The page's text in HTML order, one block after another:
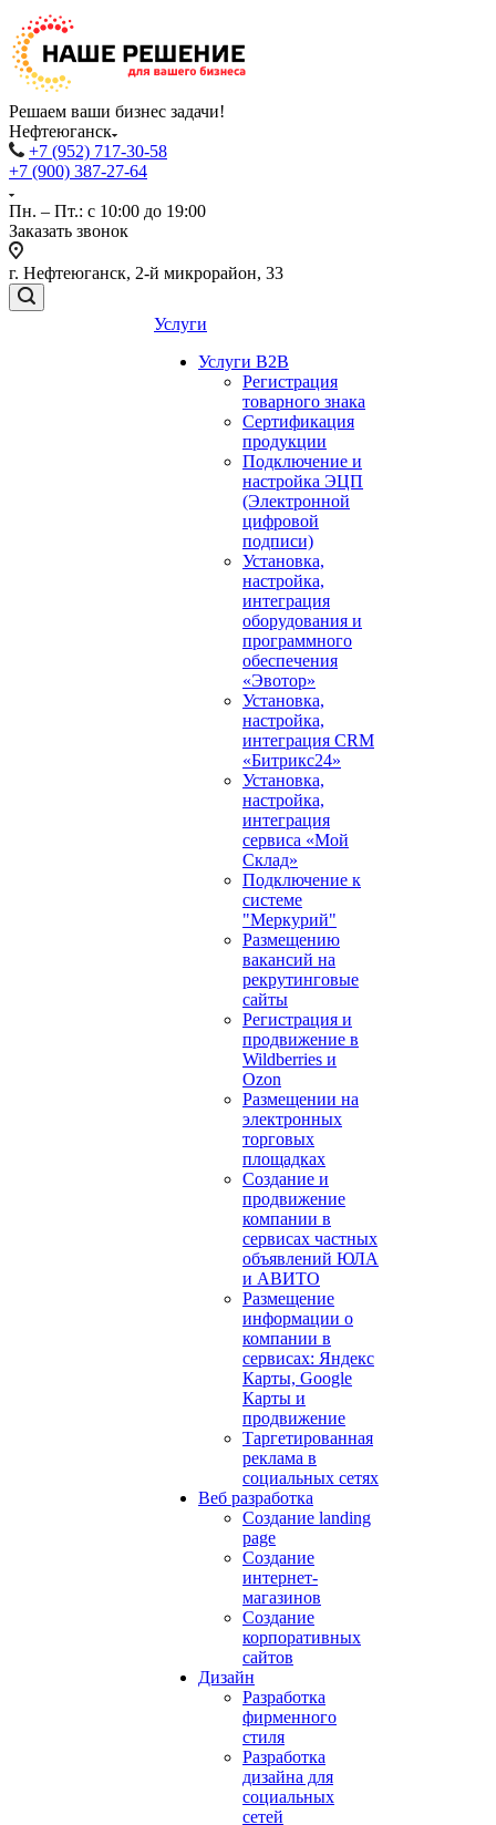
Решаем ваши бизнес задачи!
Нефтеюганск
+7 (952) 717-30-58
+7 (900) 387-27-64
Пн. – Пт.: с 10:00 до 19:00
Заказать звонок
г. Нефтеюганск, 2-й микрорайон, 33
Услуги
Услуги B2B
Регистрация
товарного знака
Сертификация
продукции
Подключение и
настройка ЭЦП
(Электронной
цифровой
подписи)
Установка,
настройка,
интеграция
оборудования и
программного
обеспечения
«Эвотор»
Установка,
настройка,
интеграция CRM
«Битрикс24»
Установка,
настройка,
интеграция
сервиса «Мой
Склад»
Подключение к
системе
"Меркурий"
Размещению
вакансий на
рекрутинговые
сайты
Регистрация и
продвижение в
Wildberries и
Ozon
Размещении на
электронных
торговых
площадках
Создание и
продвижение
компании в
сервисах частных
объявлений ЮЛА
и АВИТО
Размещение
информации о
компании в
сервисах: Яндекс
Карты, Google
Карты и
продвижение
Таргетированная
реклама в
социальных сетях
Веб разработка
Создание landing
page
Создание
интернет-
магазинов
Создание
корпоративных
сайтов
Дизайн
Разработка
фирменного
стиля
Разработка
дизайна для
социальных
сетей